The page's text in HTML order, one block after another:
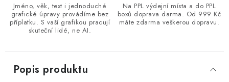
Jméno, věk, text i jednoduché
grafické úpravy provádíme bez
příplatku. S vaší grafikou pracují
skuteční lidé, ne AI.
Na PPL výdejní místa a do PPL
boxů doprava darma. Od 999 Kč
máte zdarma veškerou dopravu.
Popis produktu